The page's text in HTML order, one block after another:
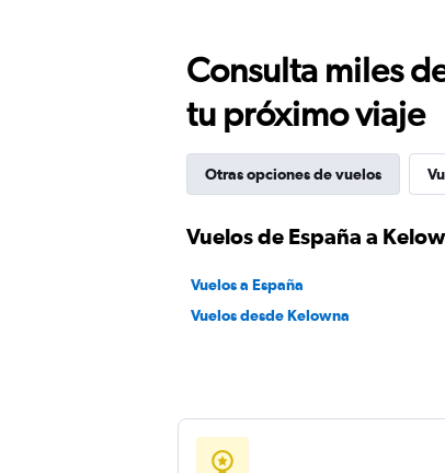
Consulta miles
tu próximo viaje
Otras opciones de vuelos
Vuelos de España a
Vuelos a España
Vuelos desde Kelowna